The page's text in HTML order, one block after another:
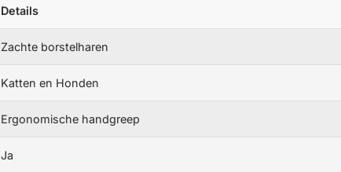
Details
Zachte borstelharen
Katten en Honden
Ergonomische handgreep
Ja